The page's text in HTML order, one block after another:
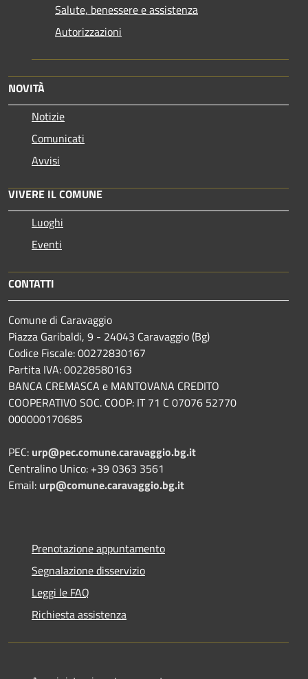
Salute, benessere e assistenza
Autorizzazioni
NOVITÀ
Notizie
Comunicati
Avvisi
VIVERE IL COMUNE
Luoghi
Eventi
CONTATTI
Comune di Caravaggio
Piazza Garibaldi, 9 - 24043 Caravaggio (Bg)
Codice Fiscale: 00272830167
Partita IVA: 00228580163
BANCA CREMASCA e MANTOVANA CREDITO
COOPERATIVO SOC. COOP: IT 71 C 07076 52770
000000170685
PEC: urp@pec.comune.caravaggio.bg.it
Centralino Unico: +39 0363 3561
Email: urp@comune.caravaggio.bg.it
Prenotazione appuntamento
Segnalazione disservizio
Leggi le FAQ
Richiesta assistenza